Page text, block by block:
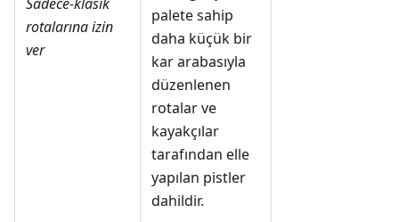
rotalarına izin
ver
palete sahip
daha küçük bir
kar arabasıyla
düzenlenen
rotalar ve
kayakçılar
tarafından elle
yapılan pistler
dahildir.